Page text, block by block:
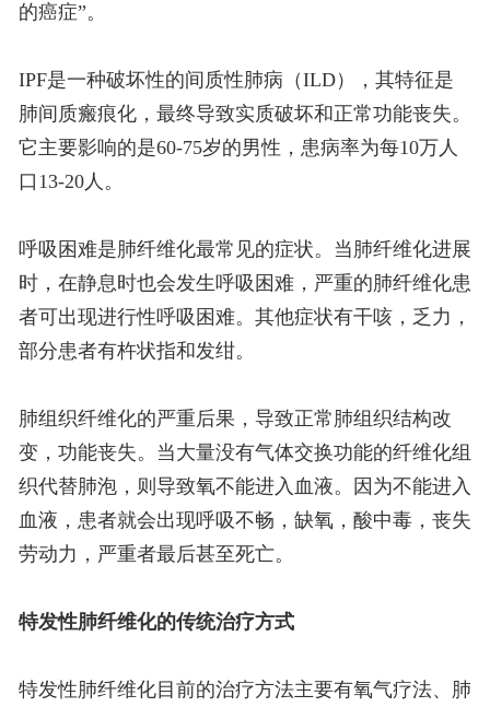
的癌症”。
IPF是一种破坏性的间质性肺病（ILD），其特征是
肺间质瘢痕化，最终导致实质破坏和正常功能丧失。
它主要影响的是60-75岁的男性，患病率为每10万人
口13-20人。
呼吸困难是肺纤维化最常见的症状。当肺纤维化进展
时，在静息时也会发生呼吸困难，严重的肺纤维化患
者可出现进行性呼吸困难。其他症状有干咳，乏力，
部分患者有杵状指和发绀。
肺组织纤维化的严重后果，导致正常肺组织结构改
变，功能丧失。当大量没有气体交换功能的纤维化组
织代替肺泡，则导致氧不能进入血液。因为不能进入
血液，患者就会出现呼吸不畅，缺氧，酸中毒，丧失
劳动力，严重者最后甚至死亡。
特发性肺纤维化的传统治疗方式
特发性肺纤维化目前的治疗方法主要有氧气疗法、肺